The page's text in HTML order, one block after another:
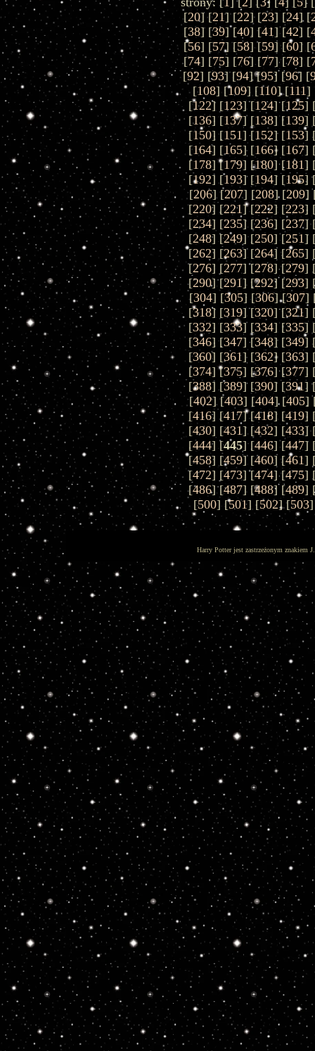
[20] [21] [22] [23] [24] [
[38] [39] [40] [41] [42] [
[56] [57] [58] [59] [60] [
[74] [75] [76] [77] [78] [
[92] [93] [94] [95] [96] [
[108] [109] [110] [111]
[122] [123] [124] [125]
[136] [137] [138] [139]
[150] [151] [152] [153]
[164] [165] [166] [167]
[178] [179] [180] [181]
[192] [193] [194] [195]
[206] [207] [208] [209]
[220] [221] [222] [223]
[234] [235] [236] [237]
[248] [249] [250] [251]
[262] [263] [264] [265]
[276] [277] [278] [279]
[290] [291] [292] [293]
[304] [305] [306] [307]
[318] [319] [320] [321]
[332] [333] [334] [335]
[346] [347] [348] [349]
[360] [361] [362] [363]
[374] [375] [376] [377]
[388] [389] [390] [391]
[402] [403] [404] [405]
[416] [417] [418] [419]
[430] [431] [432] [433]
[444] [445] [446] [447]
[458] [459] [460] [461]
[472] [473] [474] [475]
[486] [487] [488] [489]
[500] [501] [502] [503
Harry Potter jest zastrzeżonym znakiem